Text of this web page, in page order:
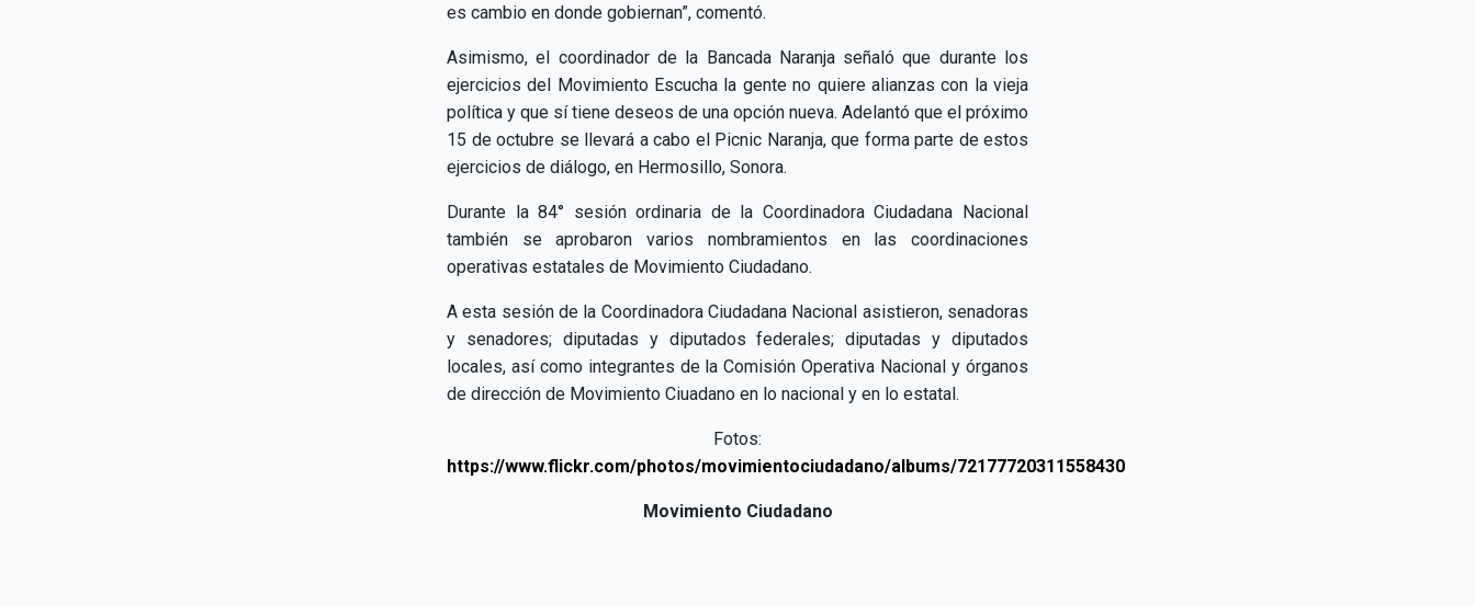
es cambio en donde gobiernan”, comentó.
Asimismo, el coordinador de la Bancada Naranja señaló que durante los
ejercicios del Movimiento Escucha la gente no quiere alianzas con la vieja
política y que sí tiene deseos de una opción nueva. Adelantó que el próximo
15 de octubre se llevará a cabo el Picnic Naranja, que forma parte de estos
ejercicios de diálogo, en Hermosillo, Sonora.
Durante la 84° sesión ordinaria de la Coordinadora Ciudadana Nacional
también se aprobaron varios nombramientos en las coordinaciones
operativas estatales de Movimiento Ciudadano.
A esta sesión de la Coordinadora Ciudadana Nacional asistieron, senadoras
y senadores; diputadas y diputados federales; diputadas y diputados
locales, así como integrantes de la Comisión Operativa Nacional y órganos
de dirección de Movimiento Ciuadano en lo nacional y en lo estatal.
Fotos:
https://www.flickr.com/photos/movimientociudadano/albums/72177720311558430
Movimiento Ciudadano